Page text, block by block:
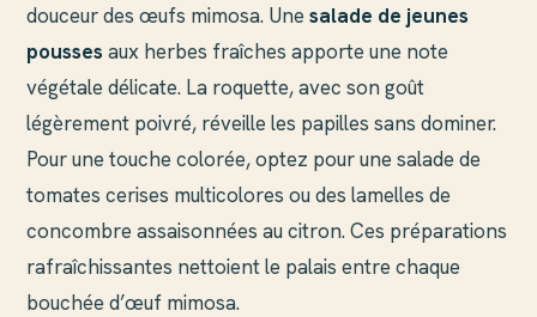
douceur des œufs mimosa. Unesalade de jeunes
pousses aux herbes fraîches apporte une note
végétale délicate. La roquette, avec son goût
légèrement poivré, réveille les papilles sans dominer.
Pour une touche colorée, optez pour une salade de
tomates cerises multicolores ou des lamelles de
concombre assaisonnées au citron. Ces préparations
rafraîchissantes nettoient le palais entre chaque
bouchée d’œuf mimosa.